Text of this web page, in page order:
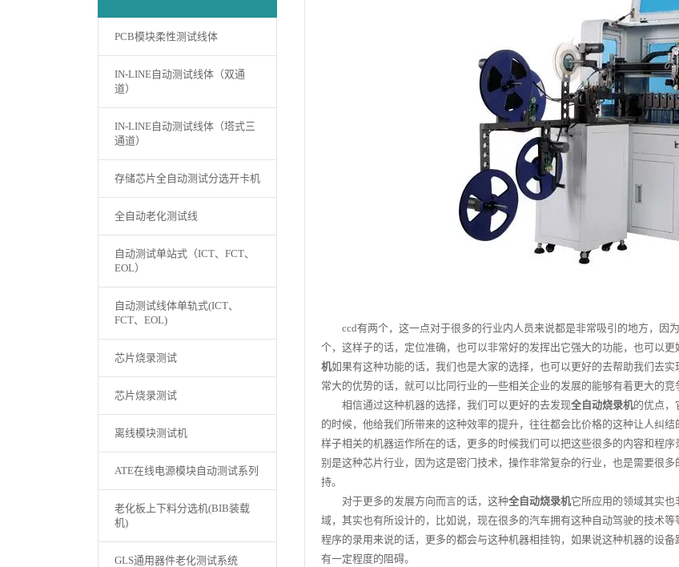
PCB模块柔性测试线体
IN-LINE自动测试线体（双通
道）
IN-LINE自动测试线体（塔式三
通道）
存储芯片全自动测试分选开卡机
全自动老化测试线
自动测试单站式（ICT、FCT、
EOL）
自动测试线体单轨式(ICT、
FCT、EOL)
芯片烧录测试
芯片烧录测试
离线模块测试机
ATE在线电源模块自动测试系列
老化板上下料分选机(BIB装载
机)
GLS通用器件老化测试系统
ccd有两个，这一点对于很多的行业内人员来说都是非常吸引的地方，因
个，这样子的话，定位准确，也可以非常好的发挥出它强大的功能，也可以更
机如果有这种功能的话，我们也是大家的选择，也可以更好的去帮助我们去
常大的优势的话，就可以比同行业的一些相关企业的发展的能够有着更大的竞
相信通过这种机器的选择，我们可以更好的去发现全自动烧录机的优点，
的时候，他给我们所带来的这种效率的提升，往往都会比价格的这种让人纠
样子相关的机器运作所在的话，更多的时候我们可以把这些很多的内容和程
别是这种芯片行业，因为这是密门技术，操作非常复杂的行业，也是需要很
持。
对于更多的发展方向而言的话，这种全自动烧录机它所应用的领域其实
域，其实也有所设计的，比如说，现在很多的汽车拥有这种自动驾驶的技术
程序的录用来说的话，更多的都会与这种机器相挂钩，如果说这种机器的设
有一定程度的阻碍。